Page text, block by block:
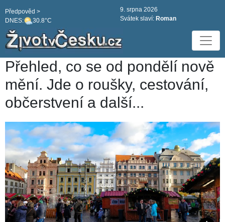
DNES: 30.8°C
Předpověd >
9. srpna 2026
Svátek slaví: Roman
Přehled, co se od pondělí nově
mění. Jde o roušky, cestování,
občerstvení a další...